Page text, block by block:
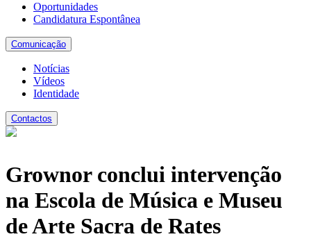
Oportunidades
Candidatura Espontânea
Comunicação
Notícias
Vídeos
Identidade
Contactos
Grownor conclui intervenção
na Escola de Música e Museu
de Arte Sacra de Rates